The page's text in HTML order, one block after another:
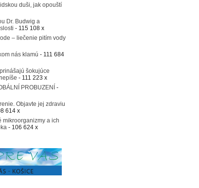
duši, jak opouští
Dr. Budwig a
- 115 108 x
– liečenie pitím vody
nás klamú - 111 684
šokujúce
- 111 223 x
PROBUZENÍ -
Objavte jej zdraviu
614 x
mikroorganizmy a ich
- 106 624 x